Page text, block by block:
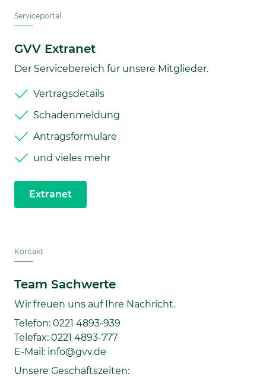
Serviceportal
GVV Extranet
Der Servicebereich für unsere Mitglieder.
Vertragsdetails
Schadenmeldung
Antragsformulare
und vieles mehr
Extranet
Kontakt
Team Sachwerte
Wir freuen uns auf Ihre Nachricht.
Telefon: 0221 4893-939
Telefax: 0221 4893-777
E-Mail: info@gvv.de
Unsere Geschäftszeiten: